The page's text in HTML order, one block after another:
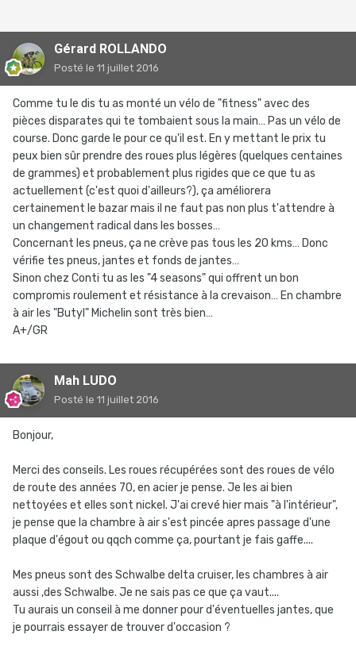
Gérard ROLLANDO
Posté le 11 juillet 2016
Comme tu le dis tu as monté un vélo de "fitness" avec des
pièces disparates qui te tombaient sous la main… Pas un vélo de
course. Donc garde le pour ce qu'il est. En y mettant le prix tu
peux bien sûr prendre des roues plus légères (quelques centaines
de grammes) et probablement plus rigides que ce que tu as
actuellement (c'est quoi d'ailleurs?), ça améliorera
certainement le bazar mais il ne faut pas non plus t'attendre à
un changement radical dans les bosses…
Concernant les pneus, ça ne crève pas tous les 20 kms… Donc
vérifie tes pneus, jantes et fonds de jantes…
Sinon chez Conti tu as les "4 seasons" qui offrent un bon
compromis roulement et résistance à la crevaison… En chambre
à air les "Butyl" Michelin sont très bien…
A+/GR
Mah LUDO
Posté le 11 juillet 2016
Bonjour,
Merci des conseils. Les roues récupérées sont des roues de vélo
de route des années 70, en acier je pense. Je les ai bien
nettoyées et elles sont nickel. J'ai crevé hier mais "à l'intérieur",
je pense que la chambre à air s'est pincée apres passage d'une
plaque d'égout ou qqch comme ça, pourtant je fais gaffe....
Mes pneus sont des Schwalbe delta cruiser, les chambres à air
aussi ,des Schwalbe. Je ne sais pas ce que ça vaut....
Tu aurais un conseil à me donner pour d'éventuelles jantes, que
je pourrais essayer de trouver d'occasion ?